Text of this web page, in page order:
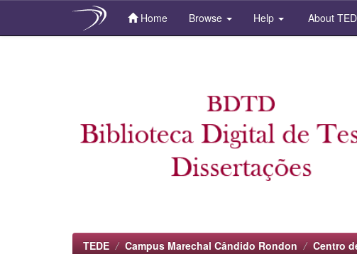
Home Browse Help About
TEDE Campus Marechal Cândido Rondon Centro